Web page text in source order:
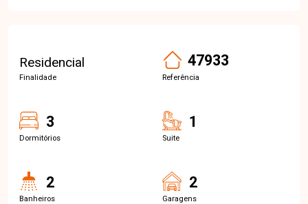
Residencial
Finalidade
47933
Referência
3
Dormitórios
1
Suite
2
Banheiros
2
Garagens